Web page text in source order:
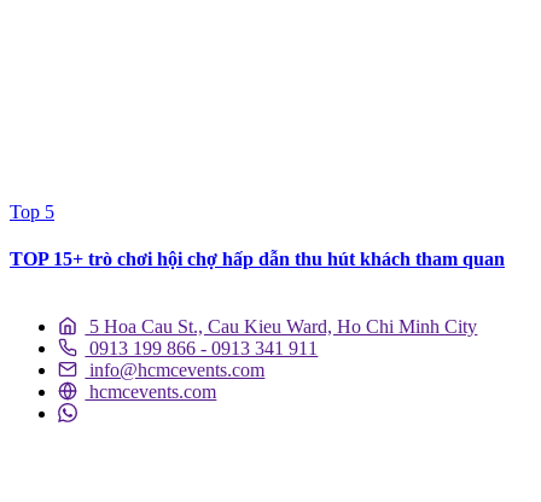
Top 5
TOP 15+ trò chơi hội chợ hấp dẫn thu hút khách tham quan
5 Hoa Cau St., Cau Kieu Ward, Ho Chi Minh City
0913 199 866 - 0913 341 911
info@hcmcevents.com
hcmcevents.com